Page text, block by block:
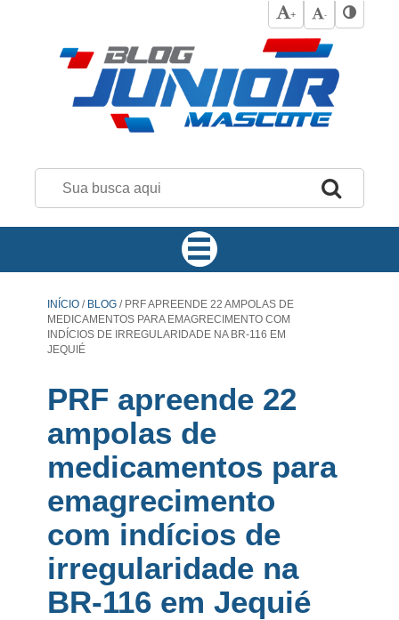
+ -
INÍCIO / BLOG /PRF APREENDE 22 AMPOLAS DE
MEDICAMENTOS PARA EMAGRECIMENTO COM
INDÍCIOS DE IRREGULARIDADE NA BR-116 EM
JEQUIÉ
PRF apreende 22
ampolas de
medicamentos para
emagrecimento
com indícios de
irregularidade na
BR-116 em Jequié